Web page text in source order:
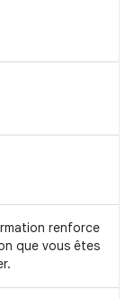
renforce
que vous êtes